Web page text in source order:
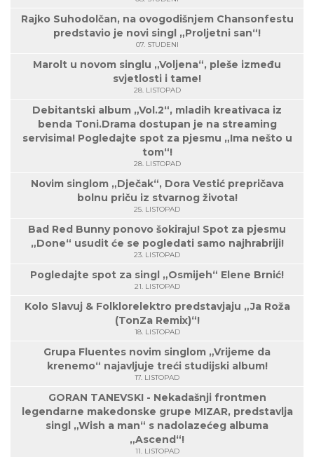
Rajko Suhodolčan, na ovogodišnjem Chansonfestu
predstavio je novi singl „Proljetni san“!
07. STUDENI
Marolt u novom singlu „Voljena“, pleše između
svjetlosti i tame!
28. LISTOPAD
Debitantski album „Vol.2“, mladih kreativaca iz
benda Toni.Drama dostupan je na streaming
servisima! Pogledajte spot za pjesmu „Ima nešto u
tom“!
28. LISTOPAD
Novim singlom „Dječak“, Dora Vestić prepričava
bolnu priču iz stvarnog života!
25. LISTOPAD
Bad Red Bunny ponovo šokiraju! Spot za pjesmu
„Done“ usudit će se pogledati samo najhrabriji!
23. LISTOPAD
Pogledajte spot za singl „Osmijeh“ Elene Brnić!
21. LISTOPAD
Kolo Slavuj & Folklorelektro predstavjaju „Ja Roža
(TonZa Remix)“!
18. LISTOPAD
Grupa Fluentes novim singlom „Vrijeme da
krenemo“ najavljuje treći studijski album!
17. LISTOPAD
GORAN TANEVSKI - Nekadašnji frontmen
legendarne makedonske grupe MIZAR, predstavlja
singl „Wish a man“ s nadolazećeg albuma
„Ascend“!
11. LISTOPAD